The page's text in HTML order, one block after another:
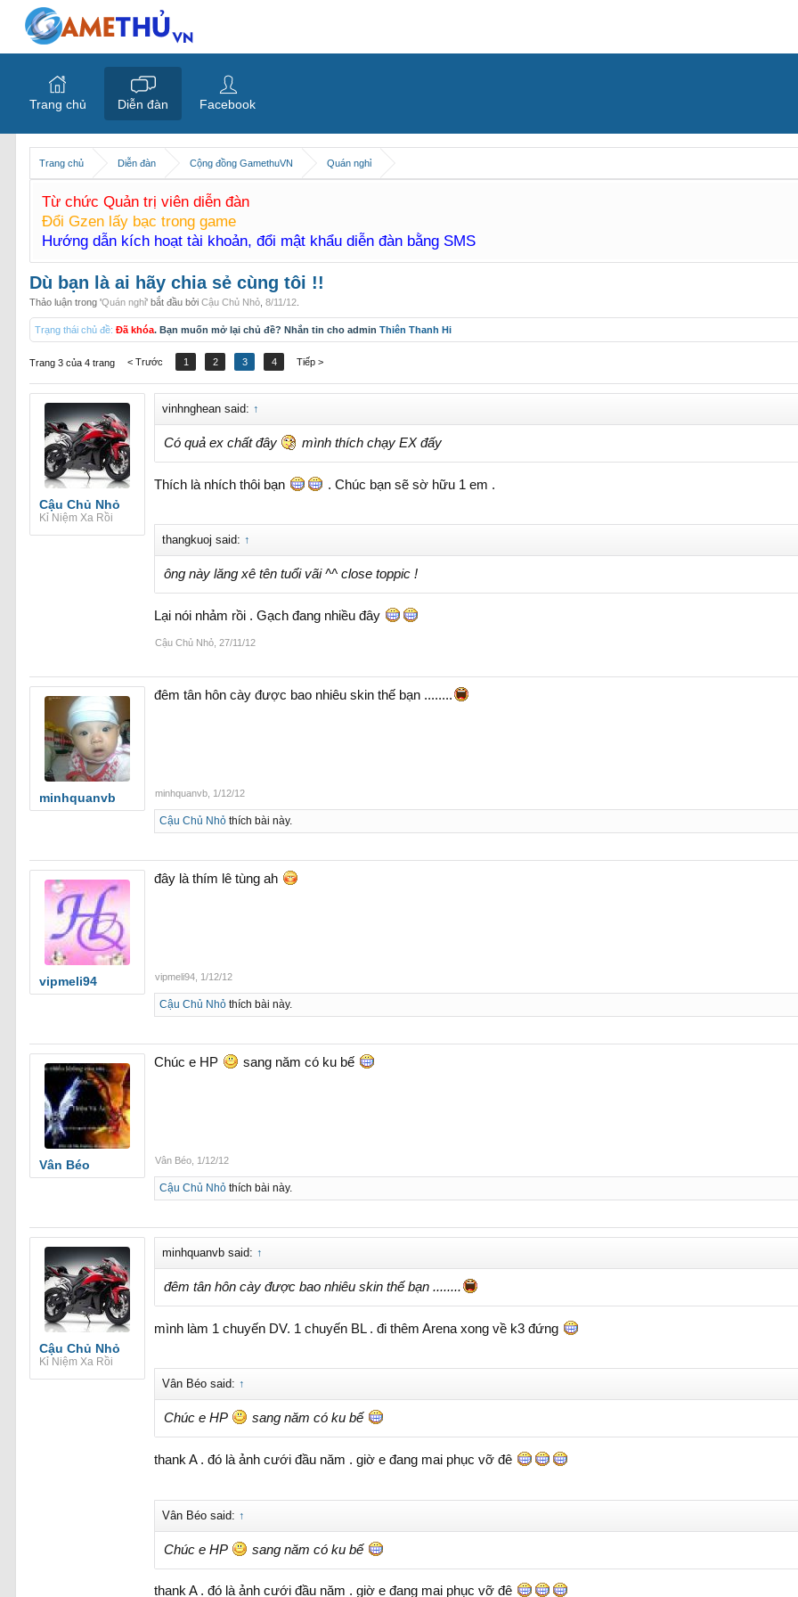
Trang chủ Diễn đàn Cộng đồng GamethuVN Quán nghỉ
Từ chức Quản trị viên diễn đàn
Đổi Gzen lấy bạc trong game
Hướng dẫn kích hoạt tài khoản, đổi mật khẩu diễn đàn bằng SMS
Dù bạn là ai hãy chia sẻ cùng tôi !!
Thảo luận trong 'Quán nghỉ' bắt đầu bởiCậu Chủ Nhỏ ,8/11/12
Trạng thái chủ đề: Đã khóa. Bạn muốn mở lại chủ đề? Nhắn tin cho adminThiên Thanh Hi
Trang 3 của 4 trang < Trước 1 2 3 4 Tiếp >
Cậu Chủ Nhỏ
Kỉ Niệm Xa Rồi
vinhnghean said: ↑
Có quả ex chất đây mình thích chạy EX đấy
Thích là nhích thôi bạn . Chúc bạn sẽ sờ hữu 1 em .
thangkuoj said: ↑
ông này lăng xê tên tuổi vãi ^^ close toppic !
Lại nói nhảm rồi . Gạch đang nhiều đây
Cậu Chủ Nhỏ 27/11/12
minhquanvb
đêm tân hôn cày được bao nhiêu skin thế bạn ........
minhquanvb 1/12/12
Cậu Chủ Nhỏ thích bài này.
vipmeli94
đây là thím lê tùng ah
vipmeli94 1/12/12
Cậu Chủ Nhỏ thích bài này.
Vân Béo
Chúc e HP sang năm có ku bế
Vân Béo 1/12/12
Cậu Chủ Nhỏ thích bài này.
Cậu Chủ Nhỏ
Kỉ Niệm Xa Rồi
minhquanvb said: ↑
đêm tân hôn cày được bao nhiêu skin thế bạn ........
mình làm 1 chuyến DV. 1 chuyến BL . đi thêm Arena xong về k3 đứng
Vân Béo said: ↑
Chúc e HP sang năm có ku bế
thank A . đó là ảnh cưới đầu năm . giờ e đang mai phục vỡ đê
Vân Béo said: ↑
Chúc e HP sang năm có ku bế
thank A . đó là ảnh cưới đầu năm . giờ e đang mai phục vỡ đê
Trang chủ Diễn đàn Facebook